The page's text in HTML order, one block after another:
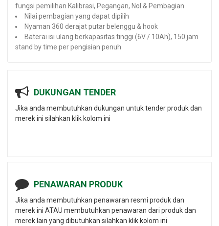
fungsi pemilihan Kalibrasi, Pegangan, Nol & Pembagian
Nilai pembagian yang dapat dipilih
Nyaman 360 derajat putar belenggu & hook
Baterai isi ulang berkapasitas tinggi (6V / 10Ah), 150 jam
stand by time per pengisian penuh
DUKUNGAN TENDER
Jika anda membutuhkan dukungan untuk tender produk dan
merek ini silahkan klik kolom ini
PENAWARAN PRODUK
Jika anda membutuhkan penawaran resmi produk dan
merek ini ATAU membutuhkan penawaran dari produk dan
merek lain yang dibutuhkan silahkan klik kolom ini